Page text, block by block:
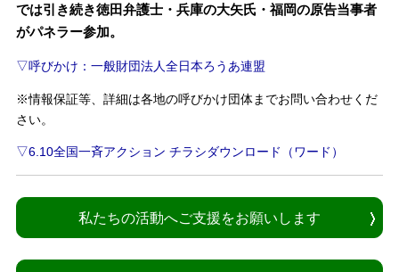
では引き続き徳田弁護士・兵庫の大矢氏・福岡の原告当事者
がパネラー参加。
▽呼びかけ：一般財団法人全日本ろうあ連盟
※情報保証等、詳細は各地の呼びかけ団体までお問い合わせくだ
さい。
▽6.10全国一斉アクション チラシダウンロード（ワード）
私たちの活動へご支援をお願いします